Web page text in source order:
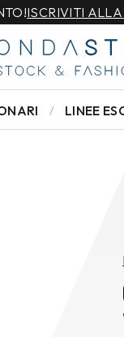
ISCRIVITI
LINEE